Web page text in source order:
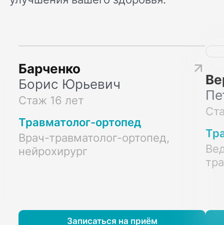
Барченко
Борис Юрьевич
Стаж 16 лет
Травматолог-ортопед
Врач-травматолог-ортопед,
нейрохирург
Записаться на приём